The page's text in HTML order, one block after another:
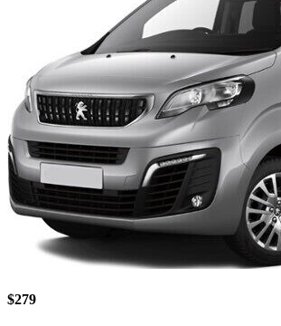
$279